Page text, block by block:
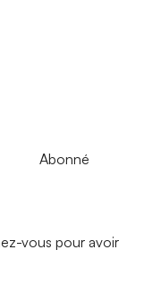
Abonné
vous pour avoir